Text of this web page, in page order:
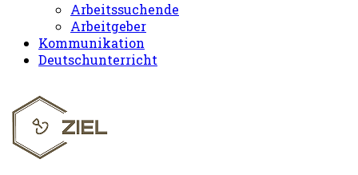
Arbeitssuchende
Arbeitgeber
Kommunikation
Deutschunterricht